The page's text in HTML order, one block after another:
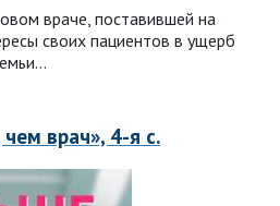
враче, поставившей на
своих пациентов в ущерб
врач», 4-я с.